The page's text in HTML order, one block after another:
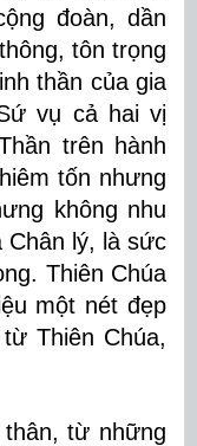
đoàn, dần
tôn trọng
thần của gia
vụ cả hai vị
trên hành
tốn nhưng
không nhu
lý, là sức
Thiên Chúa
một nét đẹp
Thiên Chúa,
từ những